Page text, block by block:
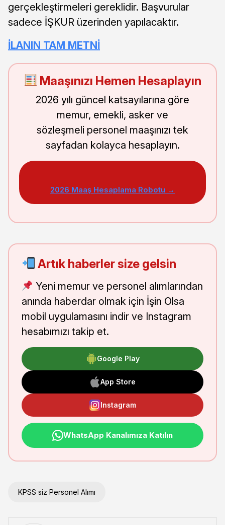
gerçekleştirmeleri gereklidir. Başvurular
sadece İŞKUR üzerinden yapılacaktır.
İLANIN TAM METNİ
Maaşınızı Hemen Hesaplayın
2026 yılı güncel katsayılarına göre
memur, emekli, asker ve
sözleşmeli personel maaşınızı tek
sayfadan kolayca hesaplayın.
2026 Maaş Hesaplama Robotu →
Artık haberler size gelsin
Yeni memur ve personel alımlarından
anında haberdar olmak için İşin Olsa
mobil uygulamasını indir ve Instagram
hesabımızı takip et.
Google Play
App Store
Instagram
WhatsApp Kanalımıza Katılın
KPSS siz Personel Alımı